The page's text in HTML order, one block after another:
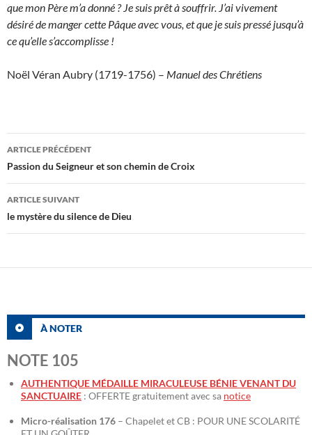
que mon Père m’a donné ? Je suis prêt à souffrir. J’ai vivement
désiré de manger cette Pâque avec vous, et que je suis pressé jusqu’à
ce qu’elle s’accomplisse !
Noël Véran Aubry (1719-1756) – Manuel des Chrétiens
Navigation
des
articles
ARTICLE PRÉCÉDENT
Passion du Seigneur et son chemin de Croix
ARTICLE SUIVANT
le mystère du silence de Dieu
À NOTER
NOTE 105
AUTHENTIQUE MÉDAILLE MIRACULEUSE BÉNIE VENANT DU
SANCTUAIRE : OFFERTE gratuitement avec sa notice
Micro-réalisation 176 – Chapelet et CB : POUR UNE SCOLARITÉ